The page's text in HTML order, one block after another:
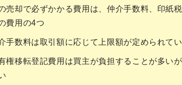
売却で必ずかかる費用は、仲介手数料、印紙
費用の4つ
手数料は取引額に応じて上限額が定められて
権移転登記費用は買主が負担することが多い